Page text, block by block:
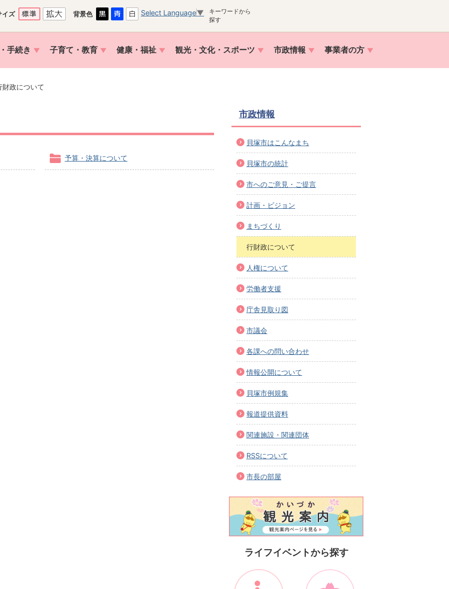
イズ 背景色 Select Language▼
キーワードから
探す
手続き 子育て・教育 健康・福祉 観光・文化・スポーツ 市政情報 事業者の方
財政について
予算・決算について
市政情報
貝塚市はこんなまち
貝塚市の統計
市へのご意見・ご提言
計画・ビジョン
まちづくり
行財政について
人権について
労働者支援
庁舎見取り図
市議会
各課への問い合わせ
情報公開について
貝塚市例規集
報道提供資料
関連施設・関連団体
RSSについて
市長の部屋
ライフイベントから探す